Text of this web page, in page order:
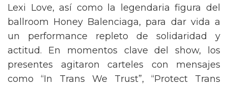
Lexi Love, así como la legendaria figura del
ballroom Honey Balenciaga, para dar vida a
un performance repleto de solidaridad y
actitud. En momentos clave del show, los
presentes agitaron carteles con mensajes
como “In Trans We Trust”, “Protect Trans